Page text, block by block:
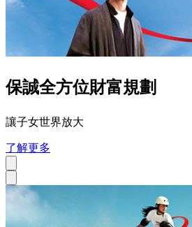
保誠全方位財富規劃
讓子女世界放大
了解更多